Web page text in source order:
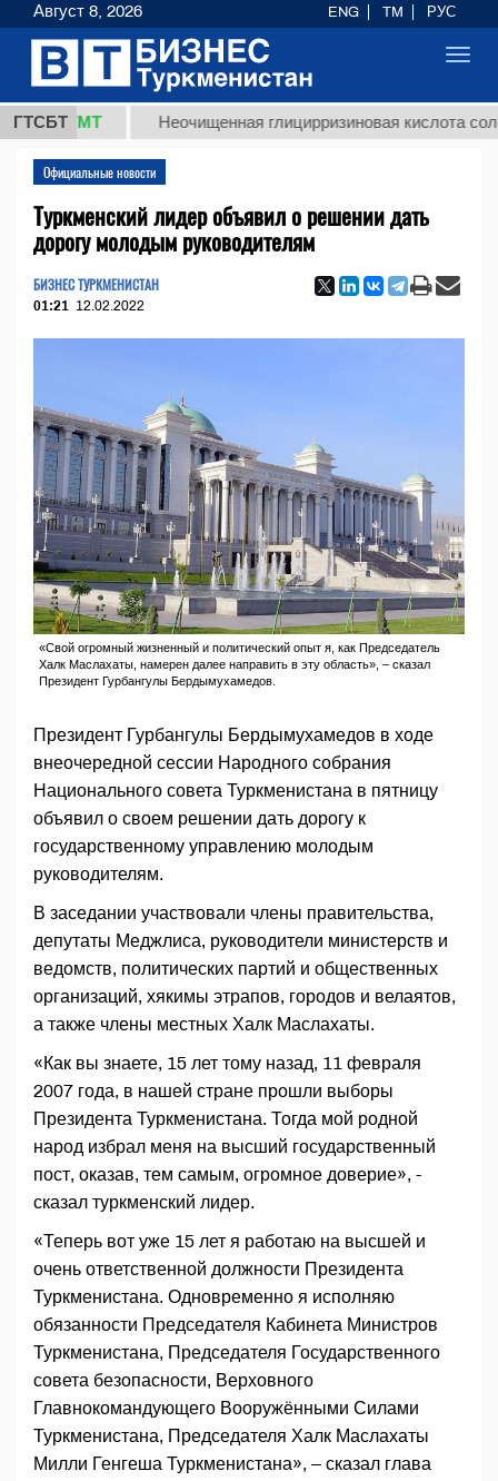
ГТСБТ
ТМТ Неочищенная глицирризиновая кислота
Официальные новости
Туркменский лидер объявил о решении дать
дорогу молодым руководителям
БИЗНЕС ТУРКМЕНИСТАН
01:21 12.02.2022
«Свой огромный жизненный и политический опыт я, как Председатель
Халк Маслахаты, намерен далее направить в эту область», – сказал
Президент Гурбангулы Бердымухамедов.
Президент Гурбангулы Бердымухамедов в ходе
внеочередной сессии Народного собрания
Национального совета Туркменистана в пятницу
объявил о своем решении дать дорогу к
государственному управлению молодым
руководителям.
В заседании участвовали члены правительства,
депутаты Меджлиса, руководители министерств и
ведомств, политических партий и общественных
организаций, хякимы этрапов, городов и велаятов,
а также члены местных Халк Маслахаты.
«Как вы знаете, 15 лет тому назад, 11 февраля
2007 года, в нашей стране прошли выборы
Президента Туркменистана. Тогда мой родной
народ избрал меня на высший государственный
пост, оказав, тем самым, огромное доверие», -
сказал туркменский лидер.
«Теперь вот уже 15 лет я работаю на высшей и
очень ответственной должности Президента
Туркменистана. Одновременно я исполняю
обязанности Председателя Кабинета Министров
Туркменистана, Председателя Государственного
совета безопасности, Верховного
Главнокомандующего Вооружёнными Силами
Туркменистана, Председателя Халк Маслахаты
Милли Генгеша Туркменистана», – сказал глава
Август 8, 2026 ENG TM РУС